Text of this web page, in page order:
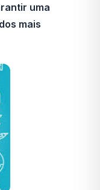
uma
mais